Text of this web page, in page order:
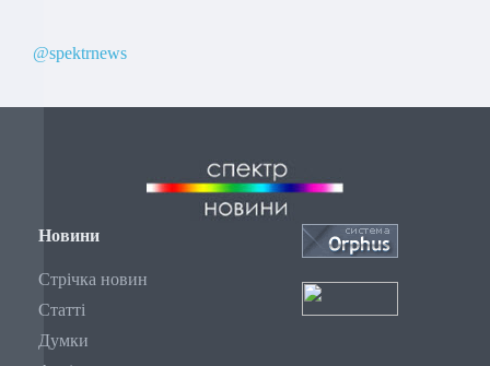
@spektrnews
Новини
Стрічка новин
Статті
Думки